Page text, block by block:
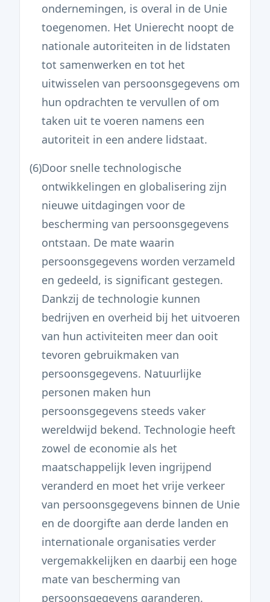
ondernemingen, is overal in de Unie
toegenomen. Het Unierecht noopt de
nationale autoriteiten in de lidstaten
tot samenwerken en tot het
uitwisselen van persoonsgegevens om
hun opdrachten te vervullen of om
taken uit te voeren namens een
autoriteit in een andere lidstaat.
(6)Door snelle technologische
ontwikkelingen en globalisering zijn
nieuwe uitdagingen voor de
bescherming van persoonsgegevens
ontstaan. De mate waarin
persoonsgegevens worden verzameld
en gedeeld, is significant gestegen.
Dankzij de technologie kunnen
bedrijven en overheid bij het uitvoeren
van hun activiteiten meer dan ooit
tevoren gebruikmaken van
persoonsgegevens. Natuurlijke
personen maken hun
persoonsgegevens steeds vaker
wereldwijd bekend. Technologie heeft
zowel de economie als het
maatschappelijk leven ingrijpend
veranderd en moet het vrije verkeer
van persoonsgegevens binnen de Unie
en de doorgifte aan derde landen en
internationale organisaties verder
vergemakkelijken en daarbij een hoge
mate van bescherming van
persoonsgegevens garanderen.